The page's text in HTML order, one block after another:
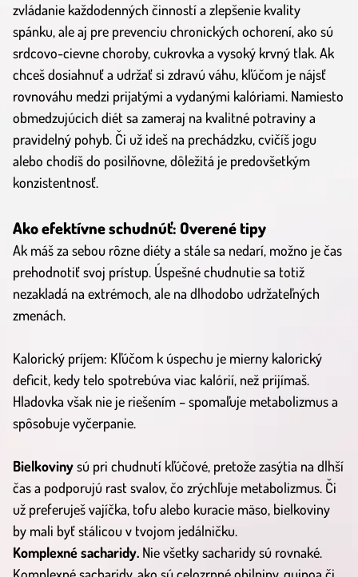
zvládanie každodenných činností a zlepšenie kvality
spánku, ale aj pre prevenciu chronických ochorení, ako sú
srdcovo-cievne choroby, cukrovka a vysoký krvný tlak. Ak
chceš dosiahnuť a udržať si zdravú váhu, kľúčom je nájsť
rovnováhu medzi prijatými a vydanými kalóriami. Namiesto
obmedzujúcich diét sa zameraj na kvalitné potraviny a
pravidelný pohyb. Či už ideš na prechádzku, cvičíš jogu
alebo chodíš do posilňovne, dôležitá je predovšetkým
konzistentnosť.
Ako efektívne schudnúť: Overené tipy
Ak máš za sebou rôzne diéty a stále sa nedarí, možno je čas
prehodnotiť svoj prístup. Úspešné chudnutie sa totiž
nezakladá na extrémoch, ale na dlhodobo udržateľných
zmenách.
Kalorický príjem: Kľúčom k úspechu je mierny kalorický
deficit, kedy telo spotrebúva viac kalórií, než prijímaš.
Hladovka však nie je riešením – spomaľuje metabolizmus a
spôsobuje vyčerpanie.
Bielkovinysú pri chudnutí kľúčové, pretože zasýtia na dlhší
čas a podporujú rast svalov, čo zrýchľuje metabolizmus. Či
už preferuješ vajíčka, tofu alebo kuracie mäso, bielkoviny
by mali byť stálicou v tvojom jedálničku.
Komplexné sacharidy. Nie všetky sacharidy sú rovnaké.